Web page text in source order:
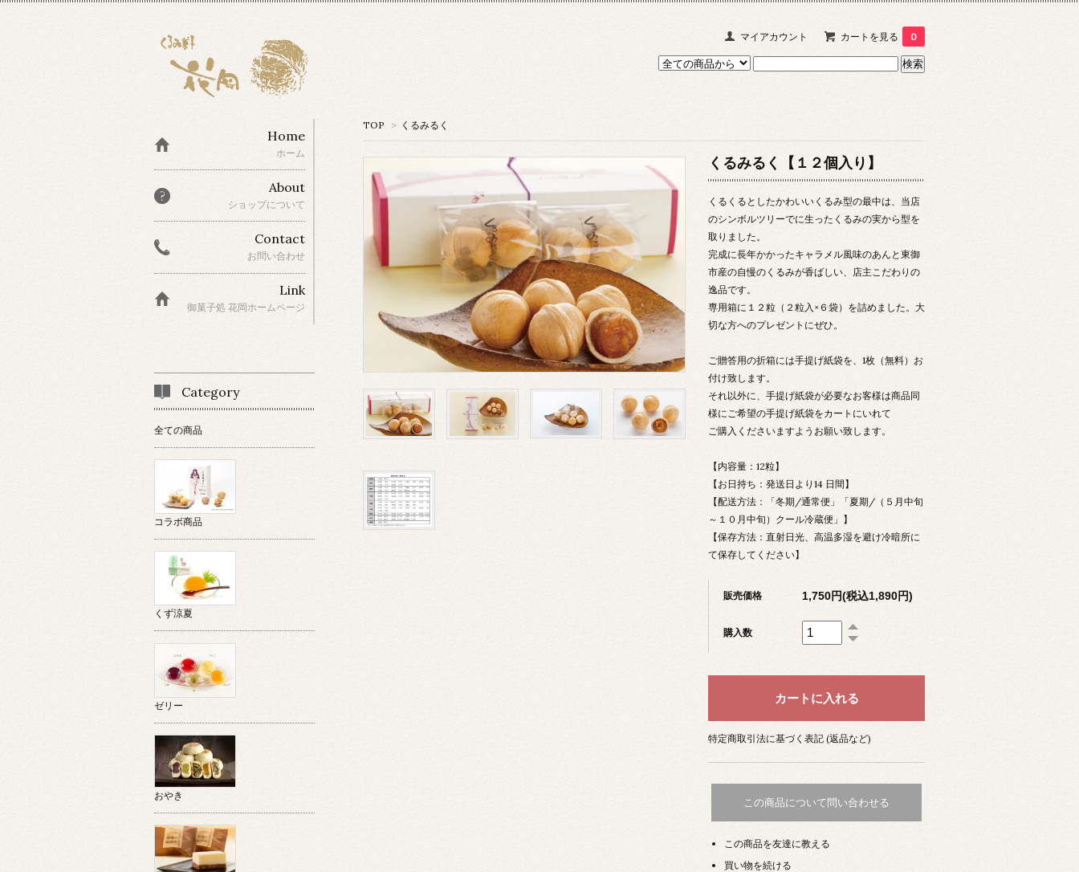
マイアカウント カートを見る 0
TOP > くるみるく
くるみるく【１２個入り】
くるくるとしたかわいいくるみ型の最中は、当店
のシンボルツリーでに生ったくるみの実から型を
取りました。
完成に長年かかったキャラメル風味のあんと東御
市産の自慢のくるみが香ばしい、店主こだわりの
逸品です。
専用箱に１２粒（２粒入×６袋）を詰めました。大
切な方へのプレゼントにぜひ。
ご贈答用の折箱には手提げ紙袋を、1枚（無料）お
付け致します。
それ以外に、手提げ紙袋が必要なお客様は商品同
様にご希望の手提げ紙袋をカートにいれて
ご購入くださいますようお願い致します。
【内容量：12粒】
【お日持ち：発送日より14 日間】
【配送方法：「冬期/通常便」「夏期/（５月中旬
～１０月中旬）クール冷蔵便」】
【保存方法：直射日光、高温多湿を避け冷暗所に
て保存してください】
販売価格 1,750円(税込1,890円)
購入数
特定商取引法に基づく表記 (返品など)
この商品について問い合わせる
この商品を友達に教える
買い物を続ける
Home
ホーム
About
ショップについて
Contact
お問い合わせ
Link
御菓子処 花岡ホームページ
Category
全ての商品
コラボ商品
くず涼夏
ゼリー
おやき